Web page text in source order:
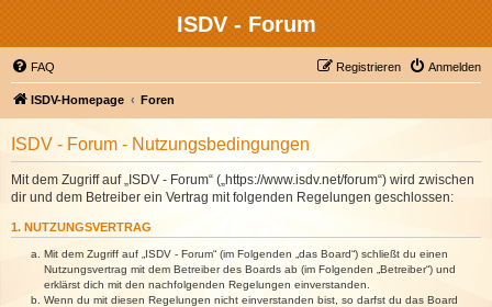
ISDV - Forum
FAQ Anmelden
Registrieren
ISDV-Homepage Foren
ISDV - Forum - Nutzungsbedingungen
Mit dem Zugriff auf „ISDV - Forum“ („https://www.isdv.net/forum“) wird zwischen
dir und dem Betreiber ein Vertrag mit folgenden Regelungen geschlossen:
1. NUTZUNGSVERTRAG
Mit dem Zugriff auf „ISDV - Forum“ (im Folgenden „das Board“) schließt du einen
Nutzungsvertrag mit dem Betreiber des Boards ab (im Folgenden „Betreiber“) und
erklärst dich mit den nachfolgenden Regelungen einverstanden.
Wenn du mit diesen Regelungen nicht einverstanden bist, so darfst du das Board